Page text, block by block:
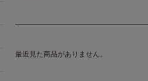
最近見た商品がありません。